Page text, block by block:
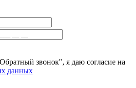
звонок", я даю согласие на
данных